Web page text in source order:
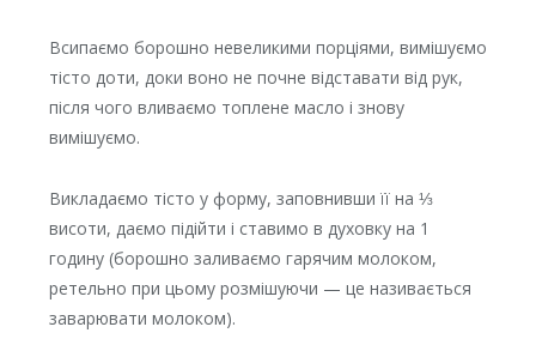
Всипаємо борошно невеликими порціями, вимішуємо
тісто доти, доки воно не почне відставати від рук,
після чого вливаємо топлене масло і знову
вимішуємо.
Викладаємо тісто у форму, заповнивши її на ⅓
висоти, даємо підійти і ставимо в духовку на 1
годину (борошно заливаємо гарячим молоком,
ретельно при цьому розмішуючи — це називається
заварювати молоком).